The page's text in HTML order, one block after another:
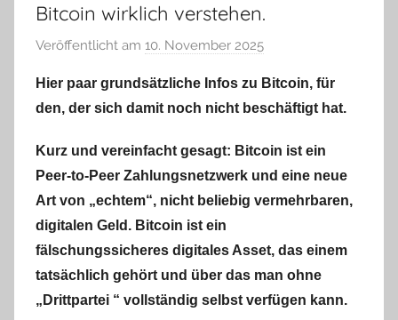
Bitcoin wirklich verstehen.
Veröffentlicht am 10. November 2025
n
m
e
g
e
l
e
Hier paar grundsätzliche Infos zu Bitcoin, für
den, der sich damit noch nicht beschäftigt hat.
Kurz und vereinfacht gesagt: Bitcoin ist ein
Peer-to-Peer Zahlungsnetzwerk und eine neue
Art von „echtem“, nicht beliebig vermehrbaren,
digitalen Geld. Bitcoin ist ein
fälschungssicheres digitales Asset, das einem
tatsächlich gehört und über das man ohne
„Drittpartei “ vollständig selbst verfügen kann.